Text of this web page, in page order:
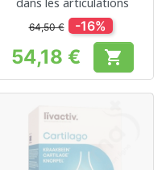
64,50 € -16%
Prix
54,18 € 